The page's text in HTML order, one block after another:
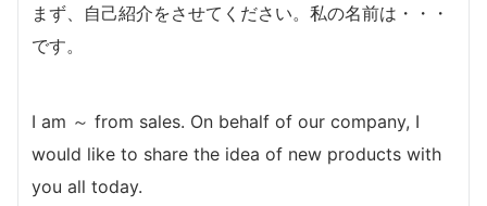
まず、自己紹介をさせてください。私の名前は・・・
です。
I am ～ from sales. On behalf of our company, I
would like to share the idea of new products with
you all today.